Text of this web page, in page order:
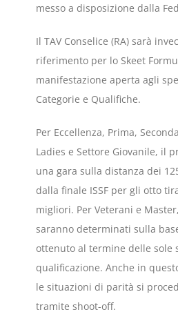
messo a disposizione dalla
Il TAV Conselice (RA) sarà
riferimento per lo Skeet
manifestazione aperta agli
Categorie e Qualifiche.
Per Eccellenza, Prima,
Ladies e Settore Giovanile, il
una gara sulla distanza dei
dalla finale ISSF per gli otto
migliori. Per Veterani e
saranno determinati sulla
ottenuto al termine delle sole
qualificazione. Anche in
le situazioni di parità si
tramite shoot-off.